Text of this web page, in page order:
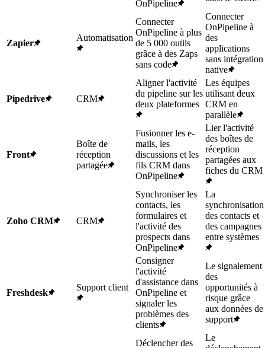
OnPipeline
Zapier
Automatisation
Connecter
OnPipeline à plus
de 5 000 outils
grâce à des Zaps
sans code
Connecter
OnPipeline à
des
applications
sans intégration
native
Pipedrive CRM
Aligner l'activité
du pipeline sur les
deux plateformes
Les équipes
utilisant deux
CRM en
parallèle
Front
Boîte de
réception
partagée
Fusionner les e-
mails, les
discussions et les
fils CRM dans
OnPipeline
Lier l'activité
des boîtes de
réception
partagées aux
fiches du CRM
Zoho CRM CRM
Synchroniser les
contacts, les
formulaires et
l'activité des
prospects dans
OnPipeline
La
synchronisation
des contacts et
des campagnes
entre systèmes
Freshdesk
Support client
Consigner
l'activité
d'assistance dans
OnPipeline et
signaler les
problèmes des
clients
Le signalement
des
opportunités à
risque grâce
aux données de
support
Déclencher des
Le